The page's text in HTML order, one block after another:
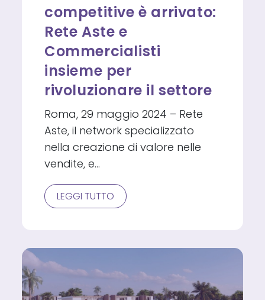
competitive è arrivato:
Rete Aste e
Commercialisti
insieme per
rivoluzionare il settore
Roma, 29 maggio 2024 – Rete
Aste, il network specializzato
nella creazione di valore nelle
vendite, e…
LEGGI TUTTOIL
FUTURO
ARRIVATO:
ASTE
COMMERCIALISTI